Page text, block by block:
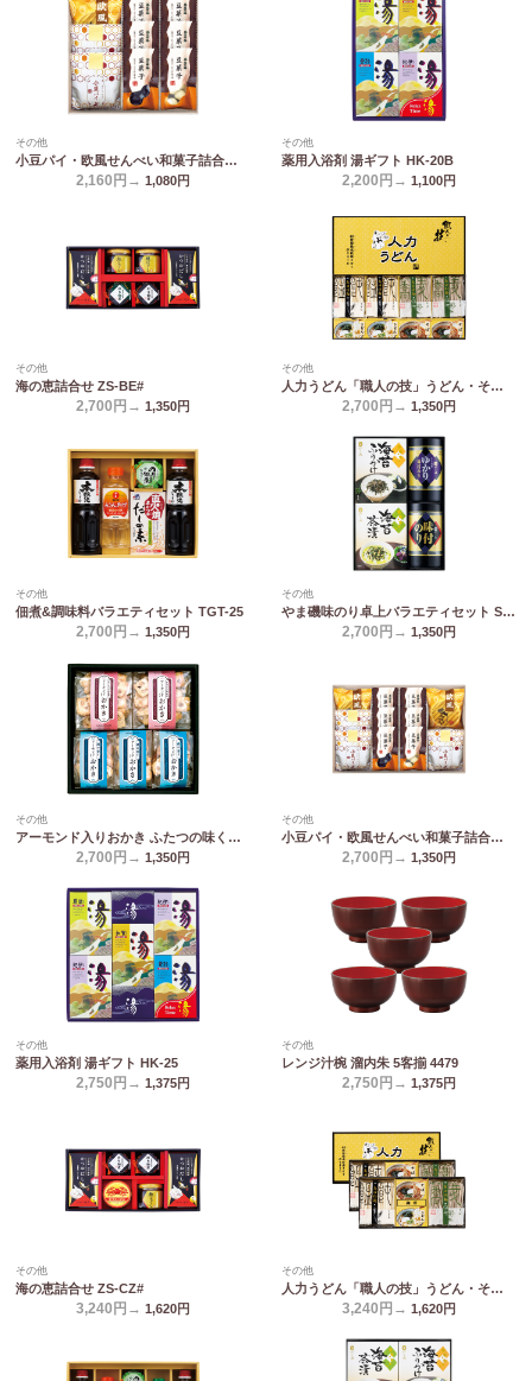
その他
小豆パイ・欧風せんべい和菓子詰合せ DW-20R
2,160円→ 1,080円
その他
薬用入浴剤 湯ギフト HK-20B
2,200円→ 1,100円
その他
海の恵詰合せ ZS-BE#
2,700円→ 1,350円
その他
人力うどん「職人の技」うどん・そばセット JUS-BE
2,700円→ 1,350円
その他
佃煮&調味料バラエティセット TGT-25
2,700円→ 1,350円
その他
やま磯味のり卓上バラエティセット SVG-B
2,700円→ 1,350円
その他
アーモンド入りおかき ふたつの味くらべ MY-25
2,700円→ 1,350円
その他
小豆パイ・欧風せんべい和菓子詰合せ DW-25R
2,700円→ 1,350円
その他
薬用入浴剤 湯ギフト HK-25
2,750円→ 1,375円
その他
レンジ汁椀 溜内朱 5客揃 4479
2,750円→ 1,375円
その他
海の恵詰合せ ZS-CZ#
3,240円→ 1,620円
その他
人力うどん「職人の技」うどん・そばセット JUS-CO
3,240円→ 1,620円